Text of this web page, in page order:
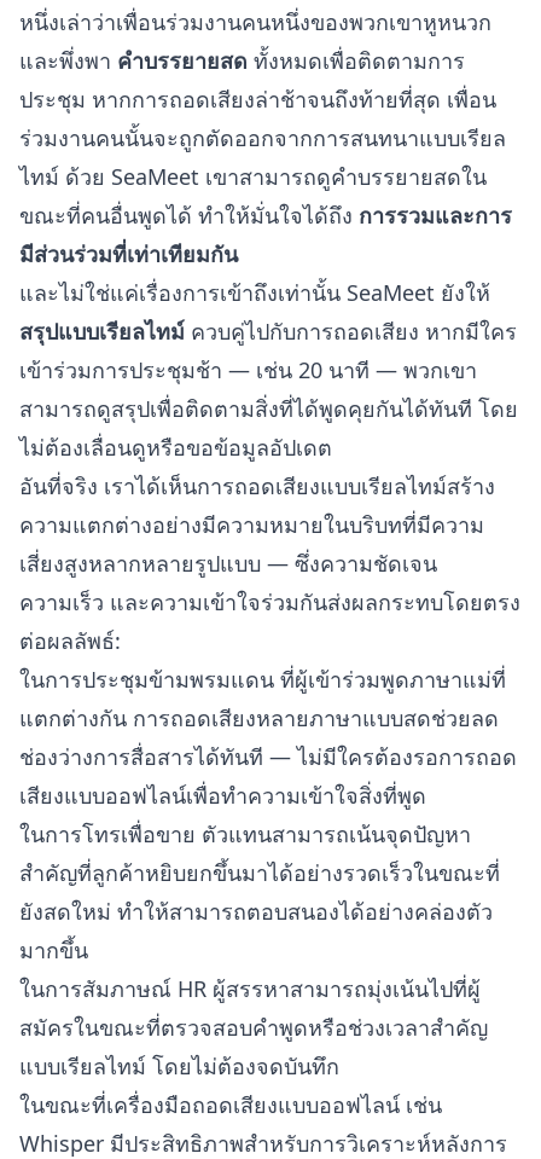
หนึ่งเล่าว่าเพื่อนร่วมงานคนหนึ่งของพวกเขาหูหนวก
และพึ่งพา คำบรรยายสด ทั้งหมดเพื่อติดตามการ
ประชุม หากการถอดเสียงล่าช้าจนถึงท้ายที่สุด เพื่อน
ร่วมงานคนนั้นจะถูกตัดออกจากการสนทนาแบบเรียล
ไทม์ ด้วย SeaMeet เขาสามารถดูคำบรรยายสดใน
ขณะที่คนอื่นพูดได้ ทำให้มั่นใจได้ถึง การรวมและการ
มีส่วนร่วมที่เท่าเทียมกัน
และไม่ใช่แค่เรื่องการเข้าถึงเท่านั้น SeaMeet ยังให้
สรุปแบบเรียลไทม์ ควบคู่ไปกับการถอดเสียง หากมีใคร
เข้าร่วมการประชุมช้า — เช่น 20 นาที — พวกเขา
สามารถดูสรุปเพื่อติดตามสิ่งที่ได้พูดคุยกันได้ทันที โดย
ไม่ต้องเลื่อนดูหรือขอข้อมูลอัปเดต
อันที่จริง เราได้เห็นการถอดเสียงแบบเรียลไทม์สร้าง
ความแตกต่างอย่างมีความหมายในบริบทที่มีความ
เสี่ยงสูงหลากหลายรูปแบบ — ซึ่งความชัดเจน
ความเร็ว และความเข้าใจร่วมกันส่งผลกระทบโดยตรง
ต่อผลลัพธ์:
ในการประชุมข้ามพรมแดน ที่ผู้เข้าร่วมพูดภาษาแม่ที่
แตกต่างกัน การถอดเสียงหลายภาษาแบบสดช่วยลด
ช่องว่างการสื่อสารได้ทันที — ไม่มีใครต้องรอการถอด
เสียงแบบออฟไลน์เพื่อทำความเข้าใจสิ่งที่พูด
ในการโทรเพื่อขาย ตัวแทนสามารถเน้นจุดปัญหา
สำคัญที่ลูกค้าหยิบยกขึ้นมาได้อย่างรวดเร็วในขณะที่
ยังสดใหม่ ทำให้สามารถตอบสนองได้อย่างคล่องตัว
มากขึ้น
ในการสัมภาษณ์ HR ผู้สรรหาสามารถมุ่งเน้นไปที่ผู้
สมัครในขณะที่ตรวจสอบคำพูดหรือช่วงเวลาสำคัญ
แบบเรียลไทม์ โดยไม่ต้องจดบันทึก
ในขณะที่เครื่องมือถอดเสียงแบบออฟไลน์ เช่น
Whisper มีประสิทธิภาพสำหรับการวิเคราะห์หลังการ